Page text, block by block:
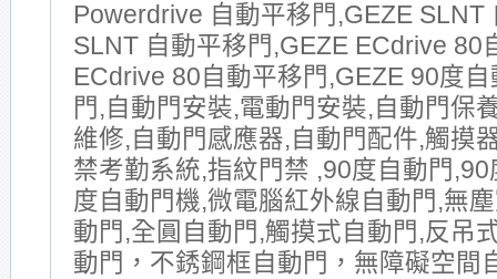
Powerdrive 自動平移門,GEZE SLNT
SLNT 自動平移門,GEZE ECdrive 80
ECdrive 80自動平移門,GEZE 90度
門,自動門安裝,電動門安裝,自動門保
維修,自動門感應器,自動門配件,觸摸
禁考勤系統,指紋門禁 ,90度自動門
度自動門機,微電腦紅外線自動門,無
動門,全圓自動門,觸摸式自動門,反吊
動門，不銹鋼框自動門，無障礙空間